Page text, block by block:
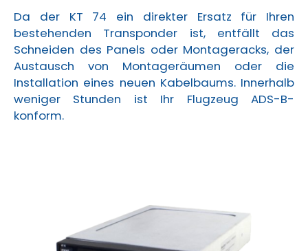
Da der KT 74 ein direkter Ersatz für Ihren
bestehenden Transponder ist, entfällt das
Schneiden des Panels oder Montageracks, der
Austausch von Montageräumen oder die
Installation eines neuen Kabelbaums. Innerhalb
weniger Stunden ist Ihr Flugzeug ADS-B-
konform.